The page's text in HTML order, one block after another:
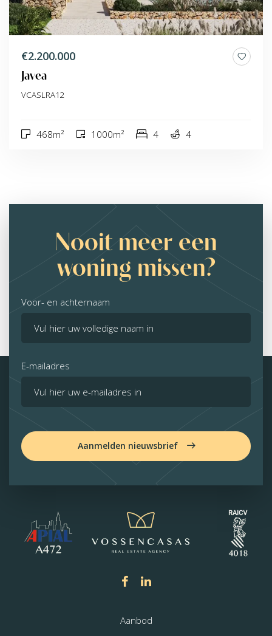
€2.200.000
Javea
VCASLRA12
468m² 1000m² 4 4
Nooit meer een
woning missen?
Voor- en achternaam
E-mailadres
Aanmelden nieuwsbrief
Aanbod